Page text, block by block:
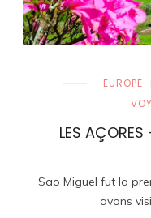
EUROPE
LES AÇORES
Sao Miguel fut la
avons